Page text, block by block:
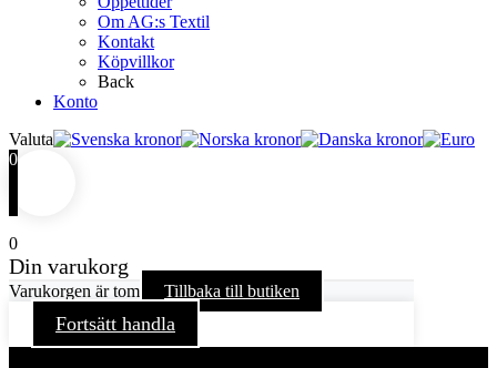
Om AG:s Textil
Kontakt
Köpvillkor
Back
Konto
Valuta
0
0
Din varukorg
Varukorgen är tom Tillbaka till butiken
Fortsätt handla